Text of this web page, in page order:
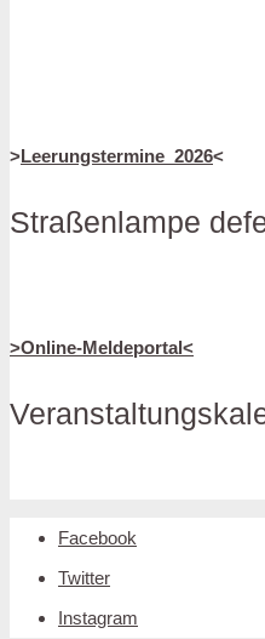
>Leerungstermine_2026<
Straßenlampe
>Online-Meldeportal<
Facebook
Twitter
Instagram